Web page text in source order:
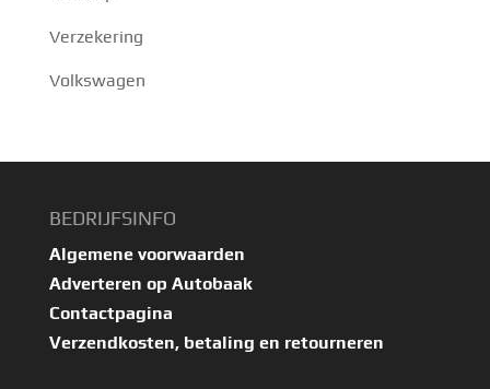
Verzekering
Volkswagen
BEDRIJFSINFO
Algemene voorwaarden
Adverteren op Autobaak
Contactpagina
Verzendkosten, betaling en retourneren